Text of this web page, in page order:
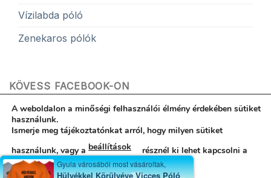
Vízilabda póló
Zenekaros pólók
KÖVESS FACEBOOK-ON
Hibabejelentés ÁSZF Egyedi póló garancia
Kapcsolat
Rólunk
Adatvédelemi nyilatkozat
Gyula városából most vásároltak,
Hülyékkel Körülvéve Vicces Póló
A weboldalon a minőségi felhasználói élmény érdekében sütiket
használunk.
Ismerje meg tájékoztatónkat arról, hogy milyen sütiket
használunk, vagy a beállítások
résznél ki lehet kapcsolni a
használatukat.